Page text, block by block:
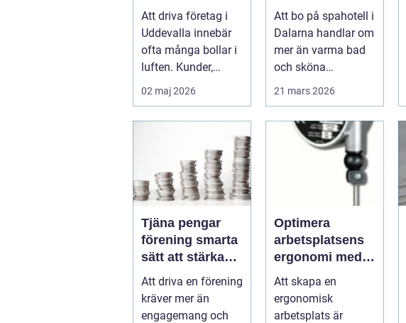
företag trygg
ekonomi
Att driva företag i
Uddevalla innebär
ofta många bollar i
luften. Kunder,
leveranser, personal
och m...
02 maj 2026
natur och
smaker i hjärtat
av landskapet
Att bo på spahotell i
Dalarna handlar om
mer än varma bad
och sköna
s...
21 mars 2026
Tjäna pengar
förening smarta
sätt att stärka
kassan utan
krångel
Att driva en förening
kräver mer än
engagemang och
Optimera
arbetsplatsens
ergonomi med
balansblock
Att skapa en
ergonomisk
arbetsplats är